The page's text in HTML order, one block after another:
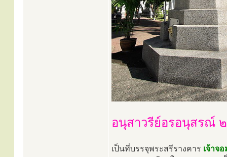
อนุสาวรีย์อรอนุสรณ์
เป็นที่บรรจุพระสรีรางคาร เจ้าจ